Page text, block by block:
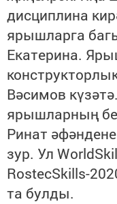
дисциплина
ярышларга
Екатерина.
Вәсимов
ярышларның
Ринат
зур. Ул
RostecSkills-
та булды.